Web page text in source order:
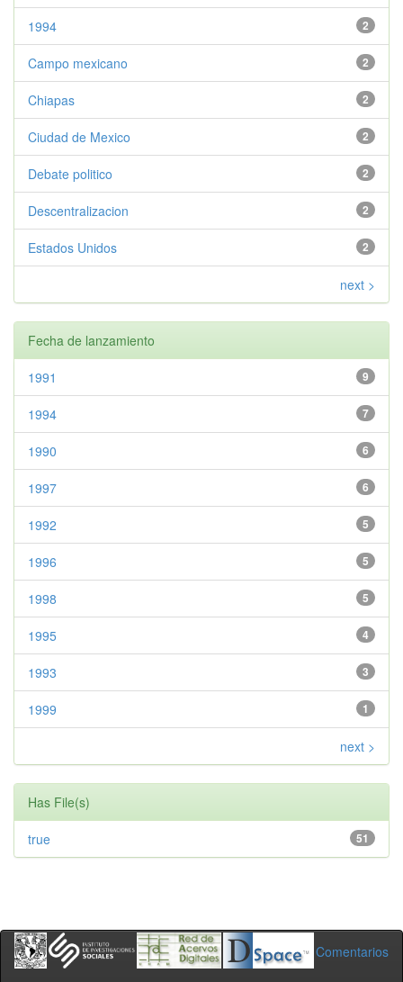
2
1994
2
Campo mexicano
2
Chiapas
2
Ciudad de Mexico
2
Debate politico
2
Descentralizacion
2
Estados Unidos
next >
Fecha de lanzamiento
9
1991
7
1994
6
1990
6
1997
5
1992
5
1996
5
1998
4
1995
3
1993
1
1999
next >
Has File(s)
51
true
Comentarios